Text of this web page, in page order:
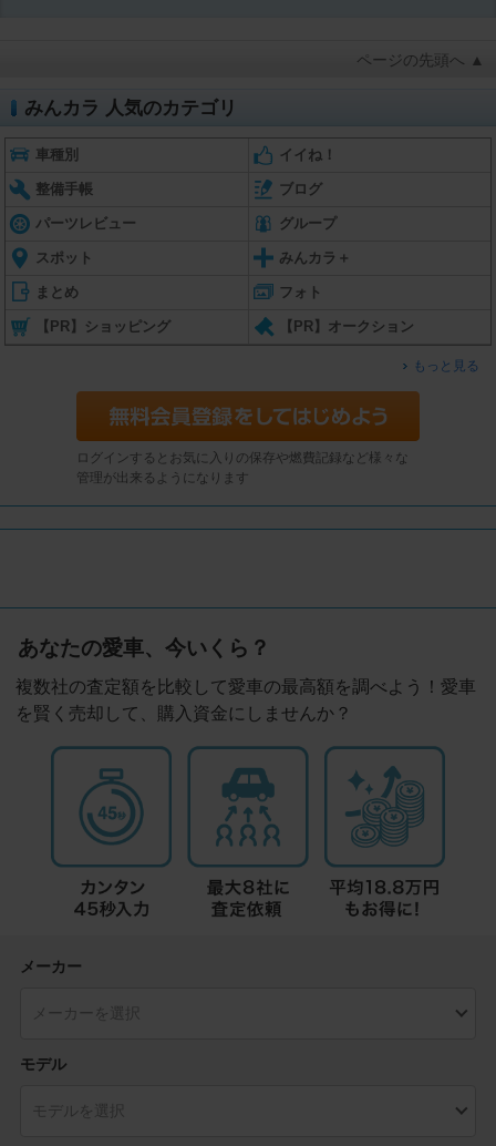
ページの先頭へ ▲
みんカラ 人気のカテゴリ
車種別 イイね！
整備手帳 ブログ
パーツレビュー グループ
スポット みんカラ＋
まとめ フォト
【PR】ショッピング 【PR】オークション
もっと見る
ログインするとお気に入りの保存や燃費記録など様々な
管理が出来るようになります
あなたの愛車、今いくら？
複数社の査定額を比較して愛車の最高額を調べよう！愛車
を賢く売却して、購入資金にしませんか？
メーカー
モデル